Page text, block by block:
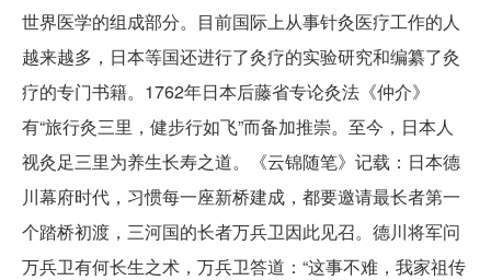
世界医学的组成部分。目前国际上从事针灸医疗工作的人
越来越多，日本等国还进行了灸疗的实验研究和编纂了灸
疗的专门书籍。1762年日本后藤省专论灸法《仲介》
有“旅行灸三里，健步行如飞”而备加推崇。至今，日本人
视灸足三里为养生长寿之道。《云锦随笔》记载：日本德
川幕府时代，习惯每一座新桥建成，都要邀请最长者第一
个踏桥初渡，三河国的长者万兵卫因此见召。德川将军问
万兵卫有何长生之术，万兵卫答道：“这事不难，我家祖传